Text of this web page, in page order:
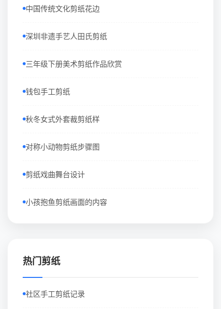
中国传统文化剪纸花边
深圳非遗手艺人田氏剪纸
三年级下册美术剪纸作品欣赏
钱包手工剪纸
秋冬女式外套裁剪纸样
对称小动物剪纸步骤图
剪纸戏曲舞台设计
小孩抱鱼剪纸画面的内容
热门剪纸
社区手工剪纸记录